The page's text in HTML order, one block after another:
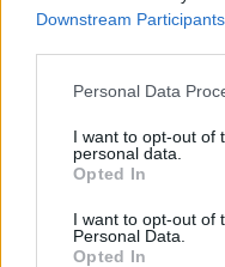
Downstream Participants
Personal Data
I want to opt-out of
personal data.
Opted In
I want to opt-out of
Personal Data.
Opted In